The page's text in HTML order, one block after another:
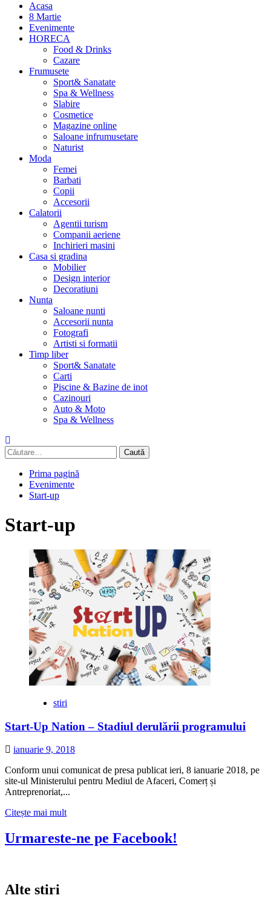
Acasa
8 Martie
Evenimente
HORECA
Food & Drinks
Cazare
Frumusete
Sport& Sanatate
Spa & Wellness
Slabire
Cosmetice
Magazine online
Saloane infrumusetare
Naturist
Moda
Femei
Barbati
Copii
Accesorii
Calatorii
Agentii turism
Companii aeriene
Inchirieri masini
Casa si gradina
Mobilier
Design interior
Decoratiuni
Nunta
Saloane nunti
Accesorii nunta
Fotografi
Artisti si formatii
Timp liber
Sport& Sanatate
Carti
Piscine & Bazine de inot
Cazinouri
Auto & Moto
Spa & Wellness
Caută
după:
Prima pagină
Evenimente
Start-up
Start-up
stiri
Start-Up Nation – Stadiul derulării programului
ianuarie 9, 2018
Conform unui comunicat de presa publicat ieri, 8 ianuarie 2018, pe
site-ul Ministerului pentru Mediul de Afaceri, Comerț și
Antreprenoriat,...
Citește mai multCitește
despre
Urmareste-ne pe Facebook!
Alte stiri